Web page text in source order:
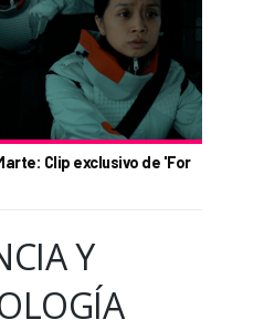
Clip exclusivo de 'For
Y